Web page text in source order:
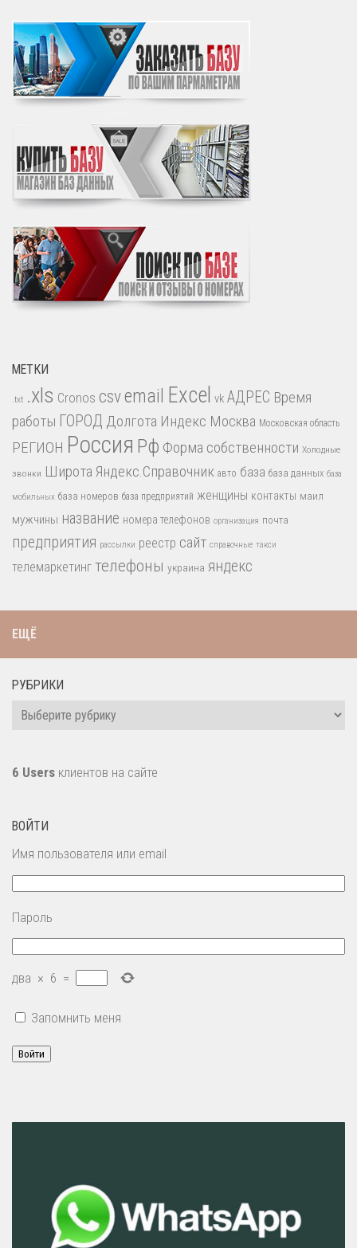
МЕТКИ
.txt .xls Cronos csvemail Excel vk АДРЕС Время
работы ГОРОД Долгота Индекс Москва Московская область
РЕГИОН Россия Рф Форма собственности Холодные
звонки Широта Яндекс.Справочник авто база база данных база
мобильных база номеров база предприятий женщины контакты маил
мужчины название номера телефонов организация почта
предприятия рассылки реестр сайт справочные такси
телемаркетинг телефоны украина яндекс
ЕЩЁ
РУБРИКИ
Рубрики
6 Users клиентов на сайте
ВОЙТИ
Имя пользователя или email
Пароль
два × 6 =
Запомнить меня
Войти